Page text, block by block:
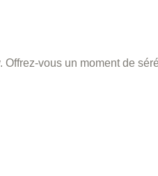
Offrez-vous un moment de